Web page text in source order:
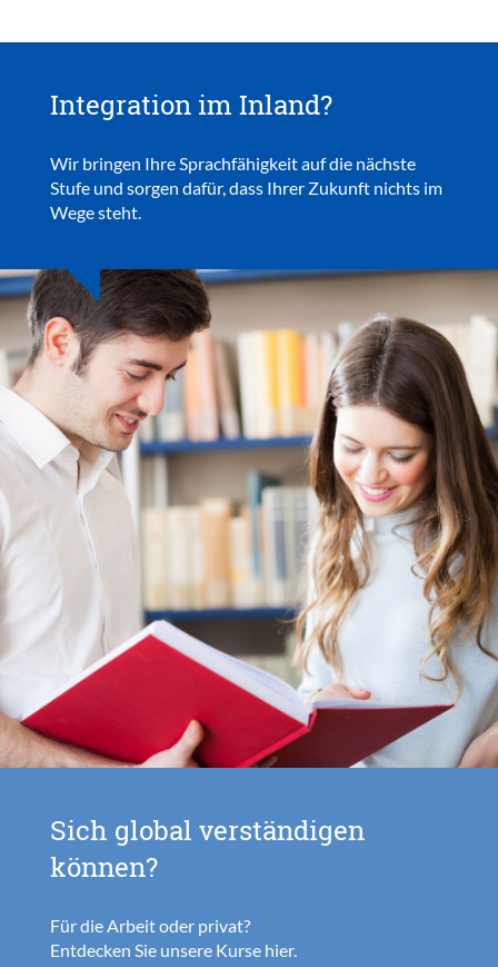
Integration im Inland?
Wir bringen Ihre Sprachfähigkeit auf die nächste
Stufe und sorgen dafür, dass Ihrer Zukunft nichts im
Wege steht.
Sich global verständigen
können?
Für die Arbeit oder privat?
Entdecken Sie unsere Kurse hier.